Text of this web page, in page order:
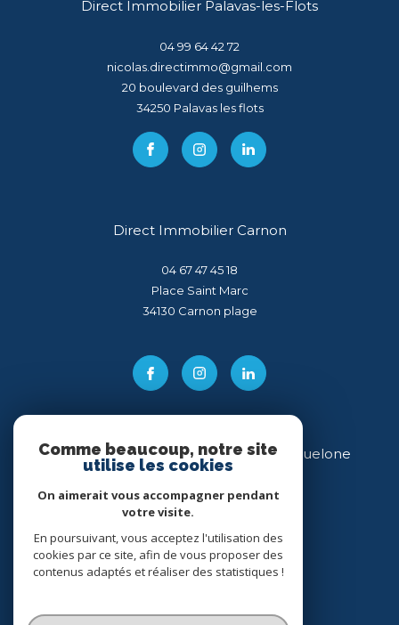
Direct Immobilier Palavas-les-Flots
04 99 64 42 72
nicolas.directimmo@gmail.com
20 boulevard des guilhems
34250
palavas les flots
Direct Immobilier Carnon
04 67 47 45 18
Place Saint Marc
34130
carnon plage
Direct Immobilier Villeneuve-lès-Maguelone
04 99 54 11 43
34 place des Héros
34750
villeneuve-lès-maguelone
Comme beaucoup, notre site
utilise les cookies
On aimerait vous accompagner pendant
votre visite.
En poursuivant, vous acceptez l'utilisation des
cookies par ce site, afin de vous proposer des
contenus adaptés et réaliser des statistiques !